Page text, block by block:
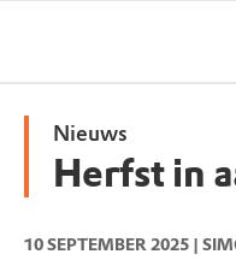
Nieuws
Herfst in
10 SEPTEMBER 2025 |